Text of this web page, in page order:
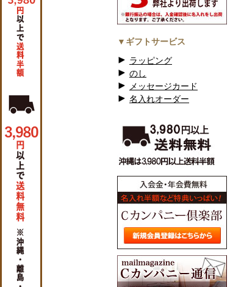
▼ギフトサービス
ラッピング
のし
メッセージカード
名入れオーダー